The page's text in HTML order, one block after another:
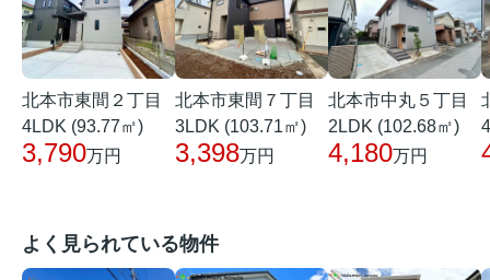
北本市東間２丁目
4LDK (93.77㎡)
3,790万円
北本市東間７丁目
3LDK (103.71㎡)
3,398万円
北本市中丸５丁目
2LDK (102.68㎡)
4,180万円
よく見られている物件